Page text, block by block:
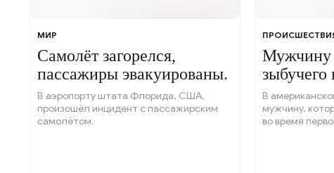
МИР
Самолёт загорелся,
пассажиры эвакуированы.
В аэропорту штата Флорида, США,
произошёл инцидент с пассажирским
самолётом.
Мужчину
зыбучего
В
мужчину,
во время